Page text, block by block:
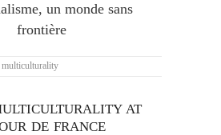
un monde sans
frontière
multiculturality
AT
DE FRANCE